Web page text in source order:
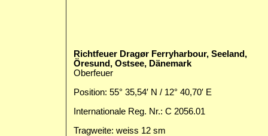
Richtfeuer Dragør Ferryharbour, Seeland,
Öresund, Ostsee, Dänemark
Oberfeuer
Position: 55° 35,54′ N / 12° 40,70′ E
Internationale Reg. Nr.: C 2056.01
Tragweite: weiss 12 sm